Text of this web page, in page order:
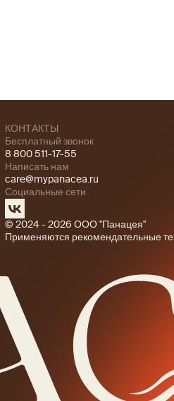
КОНТАКТЫ
Бесплатный звонок
8 800 511-17-55
Написать нам
care@mypanacea.ru
Социальные сети
© 2024 - 2026 ООО "Панацея"
Применяются рекомендательные